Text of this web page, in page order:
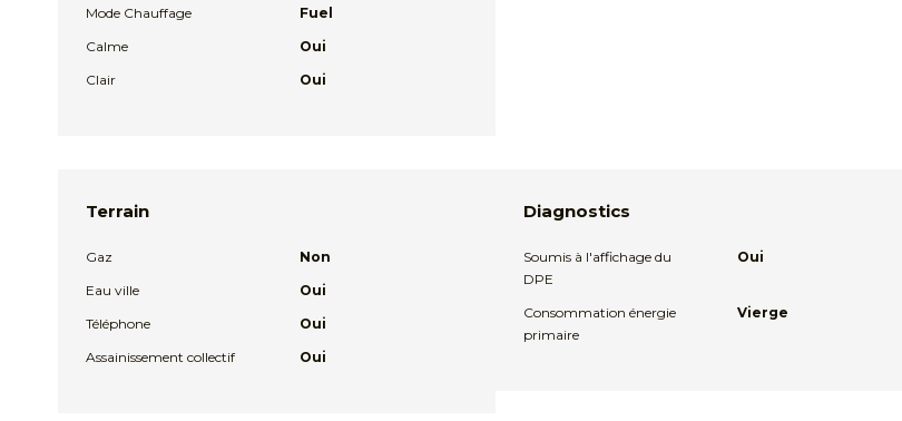
Mode Chauffage
Fuel
Calme
Oui
Clair
Oui
Terrain
Gaz
Non
Eau ville
Oui
Téléphone
Oui
Assainissement collectif
Oui
Diagnostics
Soumis à l'affichage du
DPE
Oui
Consommation énergie
primaire
Vierge